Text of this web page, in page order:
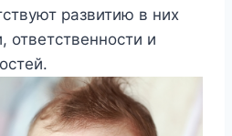
развитию в них
ответственности и